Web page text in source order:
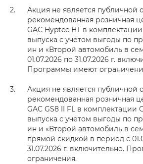
Акция не является публичной
рекомендованная розничная
GAC Hyptec HT в комплектации
выпуска с учетом выгоды по
ин и «Второй автомобиль в
01.07.2026 по 31.07.2026 г.
Программы имеют
Акция не является публичной
рекомендованная розничная
GAC GS8 II FL в комплектации
выпуска с учетом выгоды по
ин и «Второй автомобиль в
прямой скидкой в период с
31.07.2026 г. включительно.
ограничения.